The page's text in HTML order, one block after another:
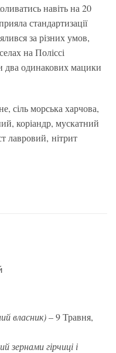
навіть на 20
стандартизації
за різних умов,
на Поліссі
два одинакових мацики
сіль морська харчова,
коріандр, мускатний
лавровий, нітрит
власник) – 9 Травня,
зернами гірчиці і